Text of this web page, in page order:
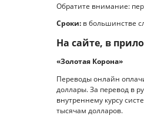
Обратите внимание:
Сроки: в большинстве
На сайте, в
«Золотая Корона»
Переводы онлайн
доллары. За перевод в
внутреннему курсу
тысячам долларов.